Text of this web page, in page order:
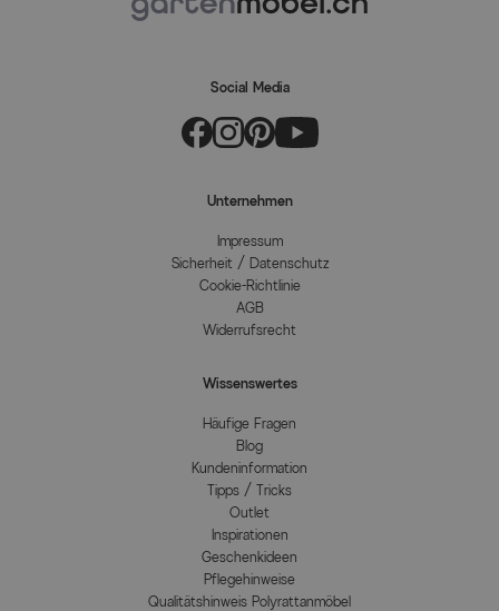
Social Media
Unternehmen
Impressum
Sicherheit / Datenschutz
Cookie-Richtlinie
AGB
Widerrufsrecht
Wissenswertes
Häufige Fragen
Blog
Kundeninformation
Tipps / Tricks
Outlet
Inspirationen
Geschenkideen
Pflegehinweise
Qualitätshinweis Polyrattanmöbel